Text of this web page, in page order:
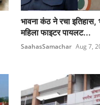
भावना कंठ ने रचा इतिहास,
महिला फाइटर पायलट...
SaahasSamachar Aug 7,